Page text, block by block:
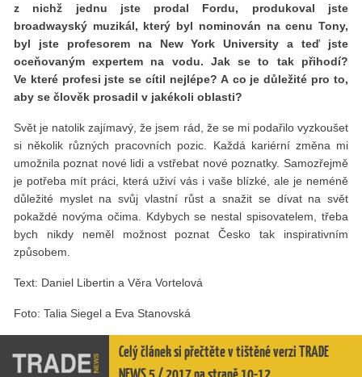
z nichž jednu jste prodal Fordu, produkoval jste
broadwayský muzikál, který byl nominován na cenu Tony,
byl jste profesorem na New York University a teď jste
oceňovaným expertem na vodu. Jak se to tak přihodí?
Ve které profesi jste se cítil nejlépe? A co je důležité pro to,
aby se člověk prosadil v jakékoli oblasti?
Svět je natolik zajímavý, že jsem rád, že se mi podařilo vyzkoušet
si několik různých pracovních pozic. Každá kariérní změna mi
umožnila poznat nové lidi a vstřebat nové poznatky. Samozřejmě
je potřeba mít práci, která uživí vás i vaše blízké, ale je neméně
důležité myslet na svůj vlastní růst a snažit se dívat na svět
pokaždé novýma očima. Kdybych se nestal spisovatelem, třeba
bych nikdy neměl možnost poznat Česko tak inspirativním
způsobem.
Text: Daniel Libertin a Věra Vortelová
Foto: Talia Siegel a Eva Stanovská
Celý článek si přečtěte v tištěné verzi TRADE